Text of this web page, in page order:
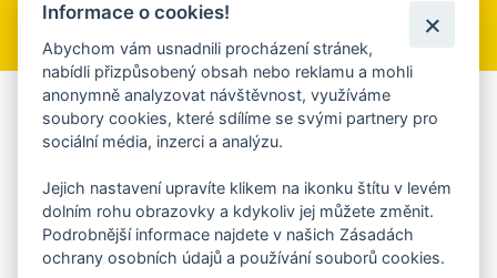
Přihlásit se k odběru
Aplikace Mobilní rozhlas
Chcete dostávat do svého mobilu či mailu upozornění na
ankety, pozvánky na kulturní a sportovní akce?
Více informací o aplikaci
Informace o cookies!
Abychom vám usnadnili procházení stránek,
nabídli přizpůsobený obsah nebo reklamu a mohli
anonymně analyzovat návštěvnost, využíváme
soubory cookies, které sdílíme se svými partnery pro
sociální média, inzerci a analýzu.
Jejich nastavení upravíte klikem na ikonku štítu v levém
dolním rohu obrazovky a kdykoliv jej můžete změnit.
Podrobnější informace najdete v našich Zásadách
ochrany osobních údajů a používání souborů cookies.